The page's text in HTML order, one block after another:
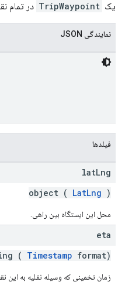
یک TripWaypoint در تمام
نمایندگی JSON
فیلدها
latLng
object ( LatLng )
محل این ایستگاه بین راهی.
eta
( Timestamp format)
زمان تخمینی که وسیله نقلیه به این